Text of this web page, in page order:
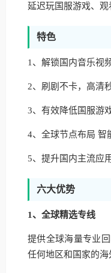
延迟玩国服游戏、观
特色
1、解锁国内音乐视
2、刷剧不卡，高清
3、有效降低国服游
4、全球节点布局 智
5、提升国内主流应
六大优势
1、全球精选专线
提供全球海量专业
任何地区和国家的